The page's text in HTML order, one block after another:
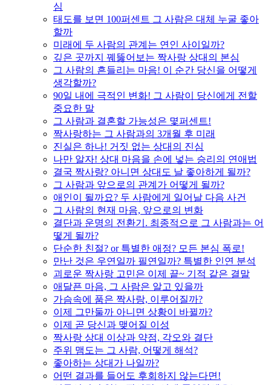
심
태도를 보면 100퍼센트 그 사람은 대체 누굴 좋아
할까
미래에 두 사람의 관계는 연인 사이일까?
깊은 곳까지 꿰뚫어보는 짝사랑 상대의 본심
그 사람의 흔들리는 마음! 이 순간 당신을 어떻게
생각할까?
90일 내에 극적인 변화! 그 사람이 당신에게 전할
중요한 말
그 사람과 결혼할 가능성은 몇퍼센트!
짝사랑하는 그 사람과의 3개월 후 미래
진실은 하나! 거짓 없는 상대의 진심
나만 알자! 상대 마음을 손에 넣는 승리의 연애법
결국 짝사랑? 아니면 상대도 날 좋아하게 될까?
그 사람과 앞으로의 관계가 어떻게 될까?
애인이 될까요? 두 사람에게 일어날 다음 사건
그 사람의 현재 마음, 앞으로의 변화
결단과 운명의 전환기. 최종적으로 그 사람과는 어
떻게 될까?
단순한 친절? or 특별한 애정? 모든 본심 폭로!
만난 것은 우연일까 필연일까? 특별한 인연 분석
괴로운 짝사랑 고민은 이제 끝~ 기적 같은 결말
애달픈 마음, 그 사람은 알고 있을까
가슴속에 품은 짝사랑, 이루어질까?
이제 그만둘까 아니면 상황이 바뀔까?
이제 곧 당신과 맺어질 이성
짝사랑 상대 이상과 약점, 각오와 결단
주위 맴도는 그 사람, 어떻게 해석?
좋아하는 상대가 나일까?
어떤 결과를 들어도 후회하지 않는다면!